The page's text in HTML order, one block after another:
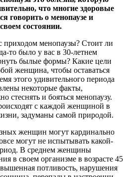
что многие здоровые
говорить о менопаузе и
состоянии.
приходом менопаузы? Стоит ли
то было у вас в 30-летнем
былые формы? Какие цели
женщина, чтобы оставаться
этого удивительного периода
некоторые факты,
стеснять и бояться менопаузу.
с каждой женщиной в
задуманы самой природой.
женщин могут кардинально
могут не испытывать какой-
В среднем женщины
в своем организме в возрасте 45
потливость, нарушения